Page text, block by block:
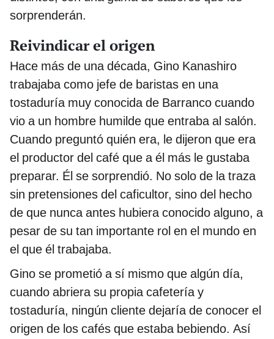
sorprenderán.
Reivindicar el origen
Hace más de una década, Gino Kanashiro
trabajaba como jefe de baristas en una
tostaduría muy conocida de Barranco cuando
vio a un hombre humilde que entraba al salón.
Cuando preguntó quién era, le dijeron que era
el productor del café que a él más le gustaba
preparar. Él se sorprendió. No solo de la traza
sin pretensiones del caficultor, sino del hecho
de que nunca antes hubiera conocido alguno, a
pesar de su tan importante rol en el mundo en
el que él trabajaba.
Gino se prometió a sí mismo que algún día,
cuando abriera su propia cafetería y
tostaduría, ningún cliente dejaría de conocer el
origen de los cafés que estaba bebiendo. Así